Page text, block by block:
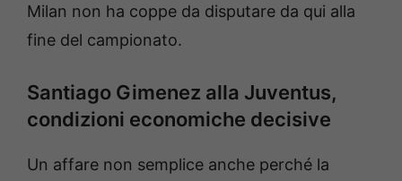
Milan non ha coppe da disputare da qui alla
fine del campionato.
Santiago Gimenez alla Juventus,
condizioni economiche decisive
Un affare non semplice anche perché la